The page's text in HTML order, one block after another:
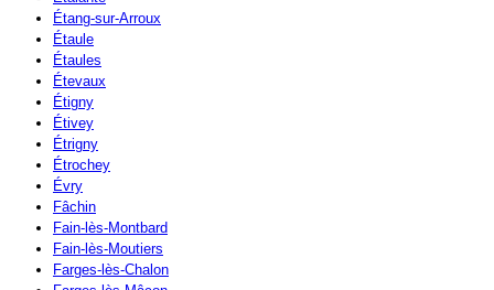
Étang-sur-Arroux
Étaule
Étaules
Étevaux
Étigny
Étivey
Étrigny
Étrochey
Évry
Fâchin
Fain-lès-Montbard
Fain-lès-Moutiers
Farges-lès-Chalon